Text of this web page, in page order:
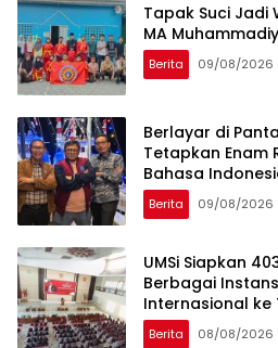
Tapak Suci Jadi
MA
Berita 09/08/2026
Berlayar di
Tetapkan Enam
Bahasa
Berita 09/08/2026
UMSi Siapkan
Berbagai
Internasional ke
Berita 08/08/2026